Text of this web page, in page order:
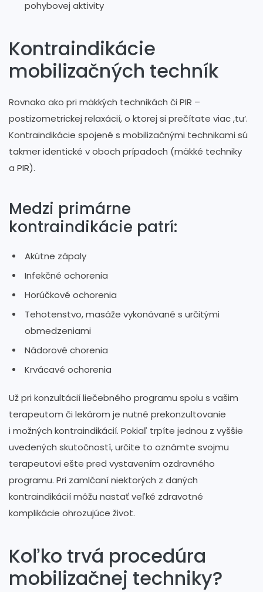
pohybovej aktivity
Kontraindikácie
mobilizačných techník
Rovnako ako pri mäkkých technikách či PIR –
postizometrickej relaxácií, o ktorej si prečítate viac ,tu‘.
Kontraindikácie spojené s mobilizačnými technikami sú
takmer identické v oboch prípadoch (mäkké techniky
a PIR).
Medzi primárne
kontraindikácie patrí:
Akútne zápaly
Infekčné ochorenia
Horúčkové ochorenia
Tehotenstvo, masáže vykonávané s určitými
obmedzeniami
Nádorové chorenia
Krvácavé ochorenia
Už pri konzultácií liečebného programu spolu s vašim
terapeutom či lekárom je nutné prekonzultovanie
i možných kontraindikácií. Pokiaľ trpíte jednou z vyššie
uvedených skutočností, určite to oznámte svojmu
terapeutovi ešte pred vystavením ozdravného
programu. Pri zamlčaní niektorých z daných
kontraindikácií môžu nastať veľké zdravotné
komplikácie ohrozujúce život.
Koľko trvá procedúra
mobilizačnej techniky?